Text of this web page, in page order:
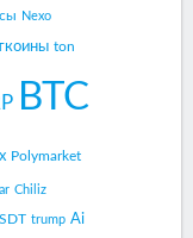
Nexo
ton
BTC
Polymarket
Chiliz
trump Ai